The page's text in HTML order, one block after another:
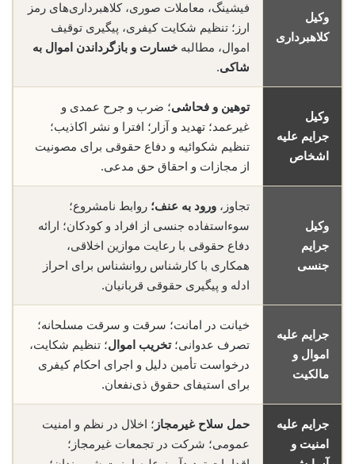
وکیل
کلاهبرداری
فیشینگ، معاملات صوری، کلاهبرداری‌های رمز
ارز؛ تنظیم شکایت کیفری، پیگیری توقیف
اموال، مطالبه خسارت و بازگرداندن اموال به
شاکی.
وکیل
جرایم علیه
اشخاص
توهین و فحاشی؛ ضرب و جرح عمدی و
غیرعمد؛ تهدید و آزار؛ افترا و نشر اکاذیب؛
تنظیم شکوائیه و دفاع حقوقی برای مصونیت
از مجازات و احقاق حق مدعی.
وکیل
جرایم
جنسی
تجاوز، ورود به عنف؛ روابط نامشروع؛
سوءاستفاده جنسی از افراد و کودکان؛ ارائه
دفاع حقوقی با رعایت موازین اخلاقی،
همکاری با کارشناس روانشناس برای احراز
ادله و پیگیری حقوقی قربانیان.
جرایم علیه
اموال و
مالکیت
خیانت در امانت؛ سرقت و سرقت مسلحانه؛
تصرف عدوانی؛تخریب اموال؛ تنظیم شکایت،
درخواست تأمین دلیل و اجرای احکام کیفری
برای استیفای حقوق ذی‌نفعان.
جرایم علیه
امنیت و
حمل سلاح غیرمجاز ؛ اخلال در نظم و امنیت
عمومی؛ شرکت در تجمعات غیرمجاز؛